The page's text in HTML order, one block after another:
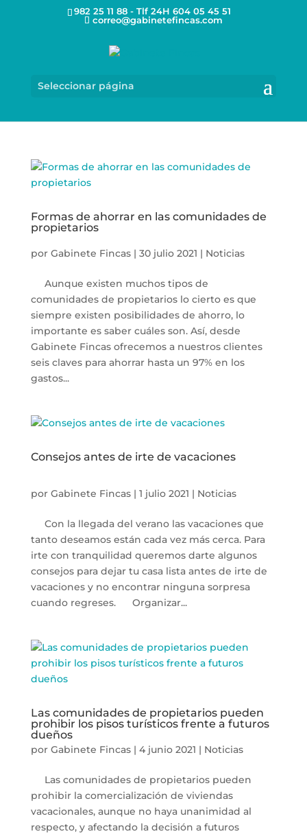
982 25 11 88 - Tlf 24H 604 05 45 51
correo@gabinetefincas.com
Seleccionar página
Formas de ahorrar en las comunidades de
propietarios
por Gabinete Fincas| 30 julio 2021 | Noticias
Aunque existen muchos tipos de
comunidades de propietarios lo cierto es que
siempre existen posibilidades de ahorro, lo
importante es saber cuáles son. Así, desde
Gabinete Fincas ofrecemos a nuestros clientes
seis claves para ahorrar hasta un 97% en los
gastos...
Consejos antes de irte de vacaciones
por Gabinete Fincas| 1 julio 2021 | Noticias
Con la llegada del verano las vacaciones que
tanto deseamos están cada vez más cerca. Para
irte con tranquilidad queremos darte algunos
consejos para dejar tu casa lista antes de irte de
vacaciones y no encontrar ninguna sorpresa
cuando regreses. Organizar...
Las comunidades de propietarios pueden
prohibir los pisos turísticos frente a futuros
dueños
por Gabinete Fincas| 4 junio 2021 | Noticias
Las comunidades de propietarios pueden
prohibir la comercialización de viviendas
vacacionales, aunque no haya unanimidad al
respecto, y afectando la decisión a futuros